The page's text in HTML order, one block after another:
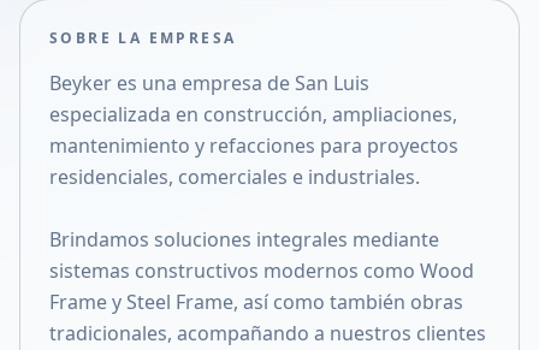
Compartir en X
SOBRE LA EMPRESA
Beyker es una empresa de San Luis
especializada en construcción, ampliaciones,
mantenimiento y refacciones para proyectos
residenciales, comerciales e industriales.
Brindamos soluciones integrales mediante
sistemas constructivos modernos como Wood
Frame y Steel Frame, así como también obras
tradicionales, acompañando a nuestros clientes